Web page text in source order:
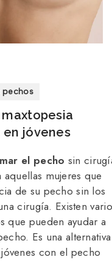
pechos
jóvenes
el pecho sin
mujeres que
de su pecho sin los
cirugía. Existen
que pueden ayudar a
Es una
con el pecho